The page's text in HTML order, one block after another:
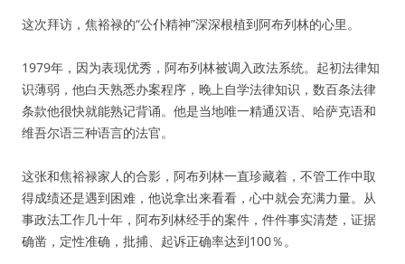
这次拜访，焦裕禄的“公仆精神”深深根植到阿布列林的心里。
1979年，因为表现优秀，阿布列林被调入政法系统。起初法律知
识薄弱，他白天熟悉办案程序，晚上自学法律知识，数百条法律
条款他很快就能熟记背诵。他是当地唯一精通汉语、哈萨克语和
维吾尔语三种语言的法官。
这张和焦裕禄家人的合影，阿布列林一直珍藏着，不管工作中取
得成绩还是遇到困难，他说拿出来看看，心中就会充满力量。从
事政法工作几十年，阿布列林经手的案件，件件事实清楚，证据
确凿，定性准确，批捕、起诉正确率达到100％。